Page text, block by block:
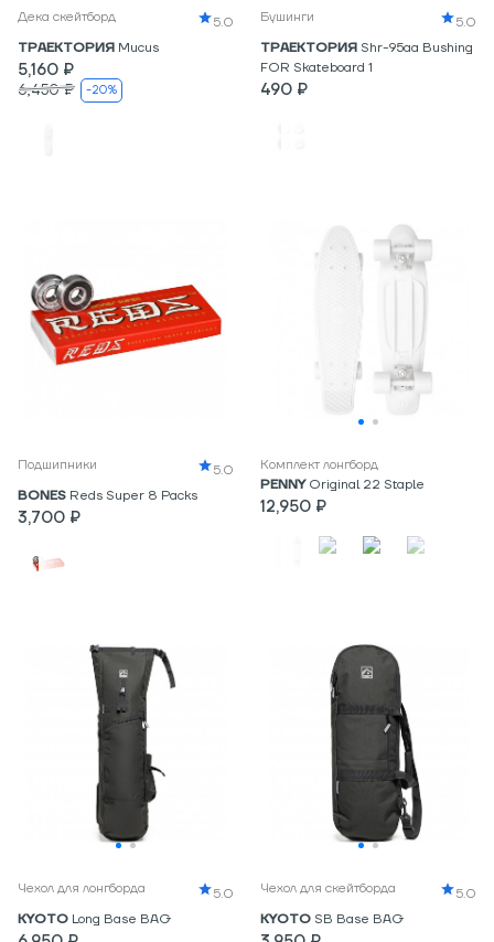
Дека скейтборд
5.0
ТРАЕКТОРИЯ Mucus
5,160 ₽
6,450 ₽ -20%
Бушинги
5.0
ТРАЕКТОРИЯ Shr-95aa Bushing
FOR Skateboard 1
490 ₽
Подшипники
5.0
BONES Reds Super 8 Packs
3,700 ₽
Комплект лонгборд
PENNY Original 22 Staple
12,950 ₽
Чехол для лонгборда
5.0
KYOTO Long Base BAG
Чехол для скейтборда
5.0
KYOTO SB Base BAG